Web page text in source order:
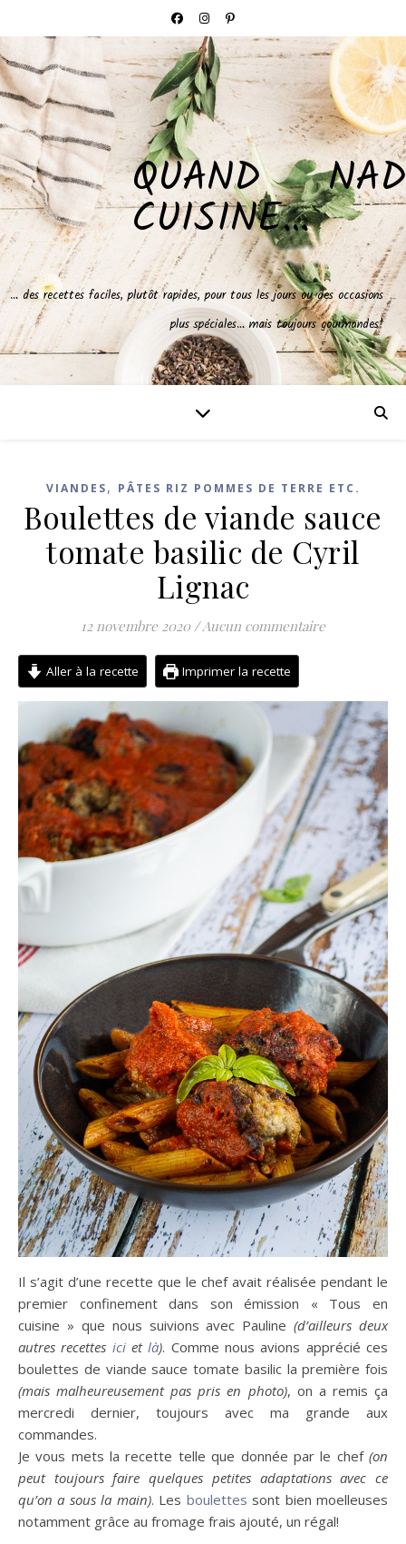
QUAND NAD
CUISINE…
… des recettes faciles, plutôt rapides, pour tous les jours ou des occasions
plus spéciales… mais toujours gourmandes!
VIANDES, PÂTES RIZ POMMES DE TERRE ETC.
Boulettes de viande sauce
tomate basilic de Cyril
Lignac
12 novembre 2020 /Aucun commentaire
Aller à la recette Imprimer la recette
Il s’agit d’une recette que le chef avait réalisée pendant le
premier confinement dans son émission « Tous en
cuisine » que nous suivions avec Pauline(d’ailleurs deux
autres recettes icietlà). Comme nous avions apprécié ces
boulettes de viande sauce tomate basilic la première fois
(mais malheureusement pas pris en photo), on a remis ça
mercredi dernier, toujours avec ma grande aux
commandes.
Je vous mets la recette telle que donnée par le chef (on
peut toujours faire quelques petites adaptations avec ce
qu’on a sous la main). Les boulettes sont bien moelleuses
notamment grâce au fromage frais ajouté, un régal!